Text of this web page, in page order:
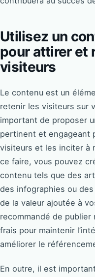
Utilisez un
pour attirer et
visiteurs
Le contenu est un
retenir les visiteurs sur
important de proposer
pertinent et engageant
visiteurs et les inciter à
ce faire, vous pouvez
contenu tels que des
des infographies ou
de la valeur ajoutée à
recommandé de
frais pour maintenir
améliorer le
En outre, il est